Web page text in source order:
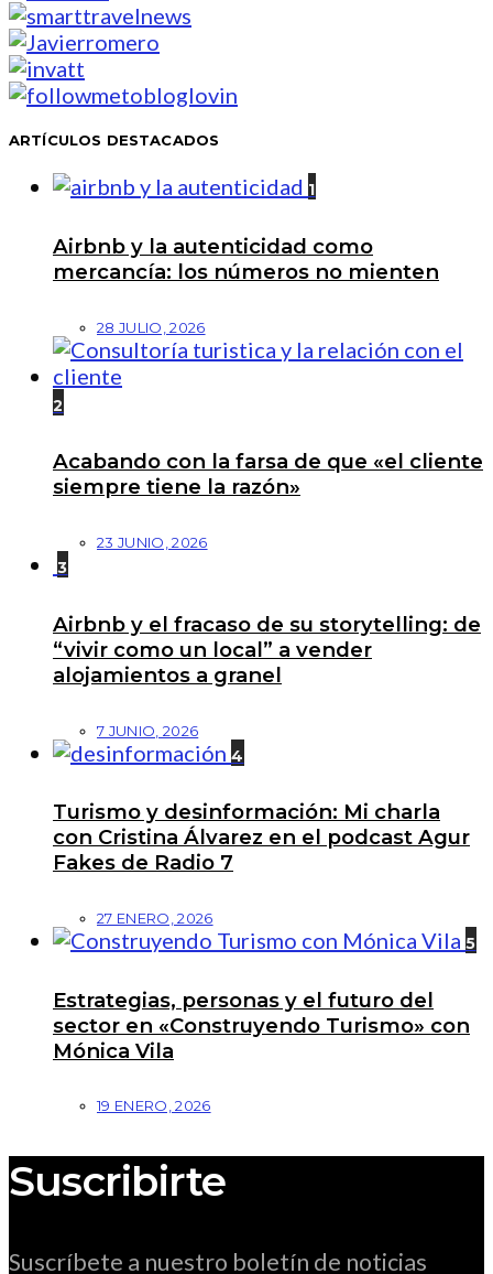
ARTÍCULOS DESTACADOS
1
Airbnb y la autenticidad como
mercancía: los números no mienten
28 JULIO, 2026
2
Acabando con la farsa de que «el cliente
siempre tiene la razón»
23 JUNIO, 2026
3
Airbnb y el fracaso de su storytelling: de
“vivir como un local” a vender
alojamientos a granel
7 JUNIO, 2026
4
Turismo y desinformación: Mi charla
con Cristina Álvarez en el podcast Agur
Fakes de Radio 7
27 ENERO, 2026
5
Estrategias, personas y el futuro del
sector en «Construyendo Turismo» con
Mónica Vila
19 ENERO, 2026
Suscribirte
Suscríbete a nuestro boletín de noticias